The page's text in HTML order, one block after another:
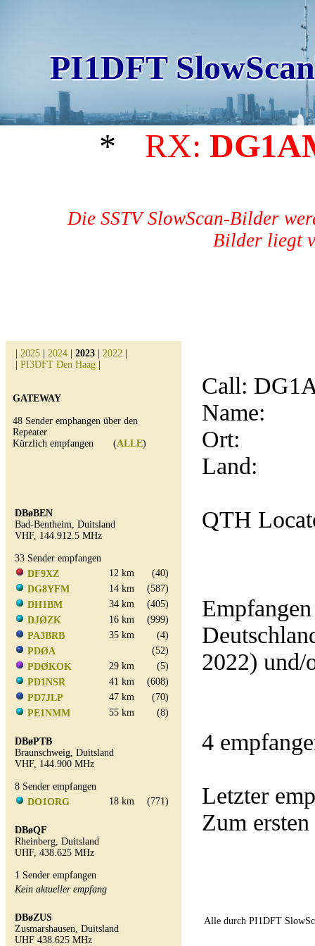
PI1DFT
* RX:
Die SSTV SlowScan-Bilder
Bilder liegt
2025 2024 2023 2022
PI3DFT Den Haag
GATEWAY
48 Sender emphangen über den
Repeater
Kürzlich empfangen (ALLE)
DBøBEN
Bad-Bentheim, Duitsland
VHF, 144.912.5 MHz
33 Sender empfangen
DF9XZ
12 km
(40)
DG8YFM
14 km
(587)
DH1BM
34 km
(405)
DJØZK
16 km
(999)
PA3BRB
35 km
(4)
PDØA
(52)
PDØKOK
29 km
(5)
PD1NSR
41 km
(608)
PD7JLP
47 km
(70)
PE1NMM
55 km (8)
DBøPTB
Braunschweig, Duitsland
VHF, 144.900 MHz
8 Sender empfangen
DO1ORG
18 km (771)
DBøQF
Rheinberg, Duitsland
UHF, 438.625 MHz
1 Sender empfangen
Kein aktueller empfang
DBøZUS
Zusmarshausen, Duitsland
UHF 438.625 MHz
Call:
Name:
Ort:
Land:
QTH
2022) und/
4
Letzter
Zum
Alle durch PI1DFT